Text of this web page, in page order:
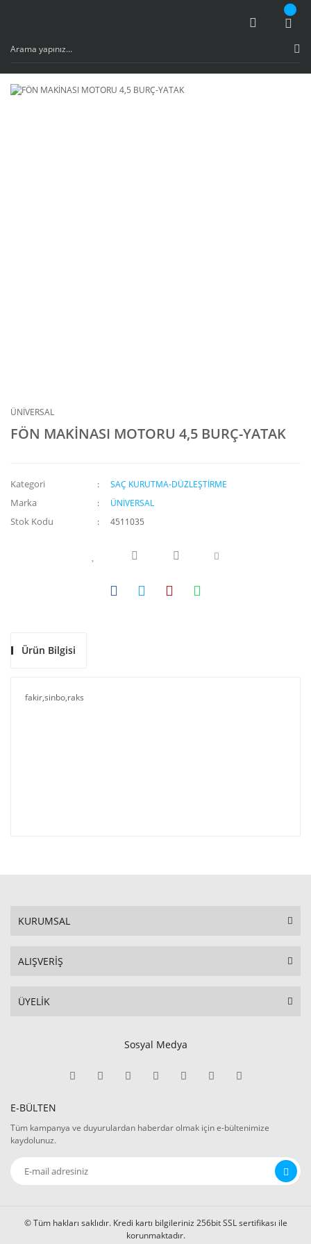
ÜNİVERSAL
FÖN MAKİNASI MOTORU 4,5 BURÇ-YATAK
Kategori SAÇ KURUTMA-DÜZLEŞTİRME
Marka ÜNİVERSAL
Stok Kodu 4511035
Ürün Bilgisi
fakir,sinbo,raks
KURUMSAL
ALIŞVERİŞ
ÜYELİK
Sosyal Medya
E-BÜLTEN
Tüm kampanya ve duyurulardan haberdar olmak için e-bültenimize
kaydolunuz.
© Tüm hakları saklıdır. Kredi kartı bilgileriniz 256bit SSL sertifikası ile
korunmaktadır.